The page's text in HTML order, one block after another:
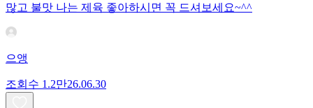
많고 불맛 나는 제육 좋아하시면 꼭 드셔보세요~^^
으앵
조회수 1.2만26.06.30